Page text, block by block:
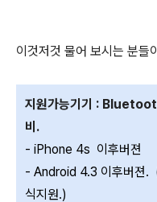
이것저것 물어 보시는 분들
지원가능기기 :
비.
- iPhone 4s 이후버젼
- Android 4.3 이후버젼.
식지원.)